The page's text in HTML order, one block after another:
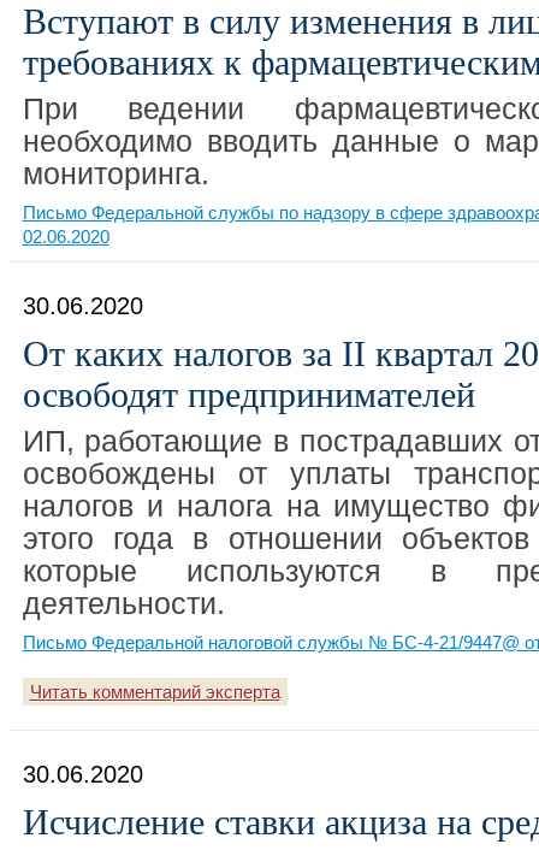
Вступают в силу изменения в
требованиях к
При ведении
необходимо вводить данные о
мониторинга.
Письмо Федеральной службы по надзору в сфере
02.06.2020
30.06.2020
От каких налогов за II квартал
освободят предпринимателей
ИП, работающие в пострадавших
освобождены от уплаты
налогов и налога на имущество
этого года в отношении
которые используются в
деятельности.
Письмо Федеральной налоговой службы № БС-4-21/9447@
Читать комментарий эксперта
30.06.2020
Исчисление ставки акциза на